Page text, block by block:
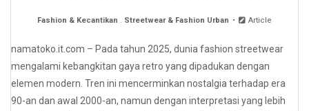
Fashion & Kecantikan . Streetwear & Fashion Urban Article
namatoko.it.com – Pada tahun 2025, dunia fashion streetwear
mengalami kebangkitan gaya retro yang dipadukan dengan
elemen modern. Tren ini mencerminkan nostalgia terhadap era
90-an dan awal 2000-an, namun dengan interpretasi yang lebih